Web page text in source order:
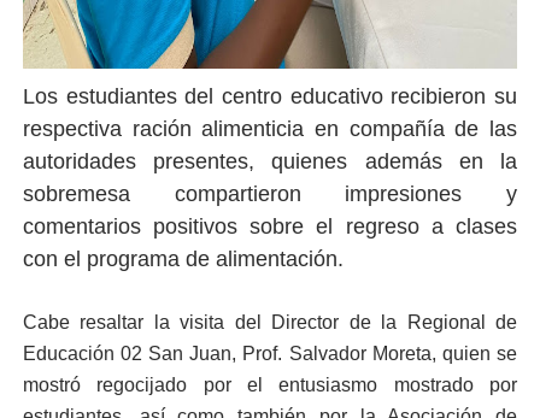
Los estudiantes del centro educativo recibieron su
respectiva ración alimenticia en compañía de las
autoridades presentes, quienes además en la
sobremesa compartieron impresiones y
comentarios positivos sobre el regreso a clases
con el programa de alimentación.
Cabe resaltar la visita del Director de la Regional de
Educación 02 San Juan, Prof. Salvador Moreta, quien se
mostró regocijado por el entusiasmo mostrado por